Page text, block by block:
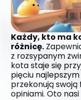
Każdy, kto ma
różnicę.
z rozsypanym
kota staje się
pięciu
przekonują
opiniami. Oto